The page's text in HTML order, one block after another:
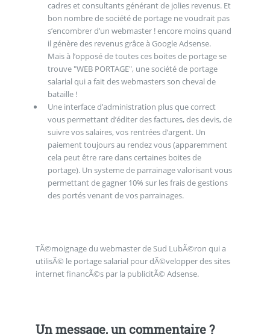
cadres et consultants générant de jolies revenus. Et
bon nombre de société de portage ne voudrait pas
s’encombrer d’un webmaster ! encore moins quand
il génère des revenus grâce à Google Adsense.
Mais à l’opposé de toutes ces boites de portage se
trouve "WEB PORTAGE", une société de portage
salarial qui a fait des webmasters son cheval de
bataille !
Une interface d’administration plus que correct
vous permettant d’éditer des factures, des devis, de
suivre vos salaires, vos rentrées d’argent. Un
paiement toujours au rendez vous (apparemment
cela peut être rare dans certaines boites de
portage). Un systeme de parrainage valorisant vous
permettant de gagner 10% sur les frais de gestions
des portés venant de vos parrainages.
TÃ©moignage du webmaster de Sud LubÃ©ron qui a
utilisÃ© le portage salarial pour dÃ©velopper des sites
internet financÃ©s par la publicitÃ© Adsense.
Un message, un commentaire ?